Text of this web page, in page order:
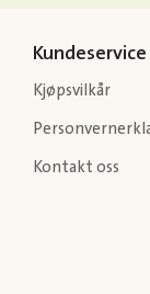
Kundeservice
Kjøpsvilkår
Kontakt oss